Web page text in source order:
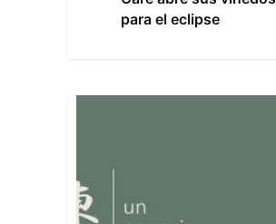
para el eclipse